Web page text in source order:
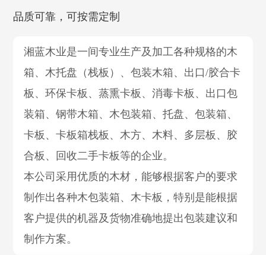
品质可靠，可按需定制
湘蓝木业是一间专业生产及加工各种规格的木
箱、木托盘（栈板）、包装木箱、出口/胶合卡
板、环保卡板、蒸熏卡板、消毒卡板、出口包
装箱、钢带木箱、木包装箱、托盘、包装箱、
卡板、卡板箱栈板、木方、木料、多层板、胶
合板、回收二手卡板等的企业。
本公司采用优质的木材，能够根据客户的要求
制作出各种木包装箱、木卡板，特别是能根据
客户提供的机器及货物准确地提出包装建议和
制作方案。